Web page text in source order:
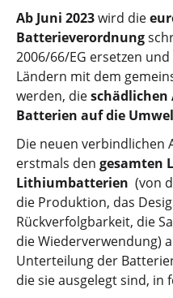
Ab Juni 2023wird die
Batterieverordnung
2006/66/EG ersetzen
Ländern mit dem
werden, dieschädlichen
Batterien auf die
Die neuen verbindlichen
erstmals den gesamten
Lithiumbatterien (von
die Produktion, das
Rückverfolgbarkeit, die
die Wiederverwendung)
Unterteilung der
die sie ausgelegt sind, in